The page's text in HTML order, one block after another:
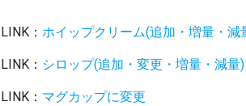
LINK： ホイップクリーム(追加・増量・減
LINK： シロップ(追加・変更・増量・減量)
LINK： マグカップに変更